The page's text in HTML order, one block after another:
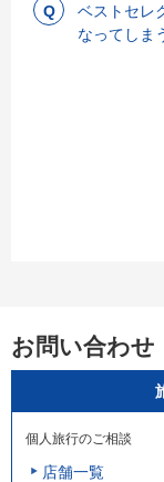
ベストセレ
なってしま
お問い合わせ
個人旅行のご相談
店舗一覧